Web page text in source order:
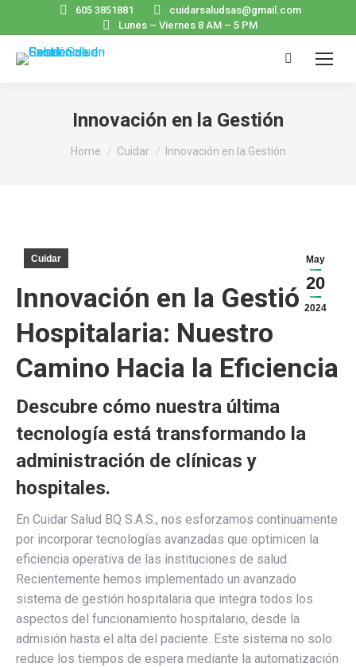
605 3851881
cuidarsaludsas@gmail.com
Lunes – Viernes 8 AM – 5 PM
Search:
Innovación en la Gestión
You are here:
Home Cuidar Innovación en la Gestión
May
20
2024
Cuidar
Innovación en la Gestión
Hospitalaria: Nuestro
Camino Hacia la Eficiencia
Descubre cómo nuestra última
tecnología está transformando la
administración de clínicas y
hospitales.
En Cuidar Salud BQ S.A.S., nos esforzamos continuamente
por incorporar tecnologías avanzadas que optimicen la
eficiencia operativa de las instituciones de salud.
Recientemente hemos implementado un avanzado
sistema de gestión hospitalaria que integra todos los
aspectos del funcionamiento hospitalario, desde la
admisión hasta el alta del paciente. Este sistema no solo
reduce los tiempos de espera mediante la automatización